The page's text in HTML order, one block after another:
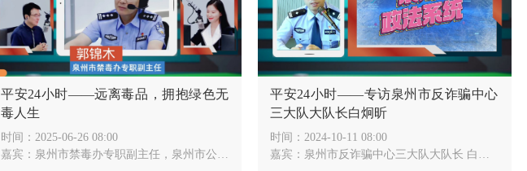
平安24小时——远离毒品，拥抱绿色无
毒人生
时间：2025-06-26 08:00
嘉宾： 泉州市禁毒办专职副主任，泉州市公安局三级高级警长郭锦木 郭锦木
平安24小时——专访泉州市反诈骗中心
三大队大队长白炯昕
时间：2024-10-11 08:00
嘉宾： 泉州市反诈骗中心三大队大队长 白炯昕